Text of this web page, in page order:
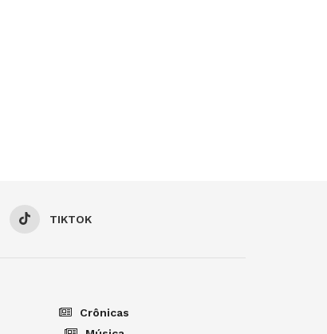
TIKTOK
Crônicas